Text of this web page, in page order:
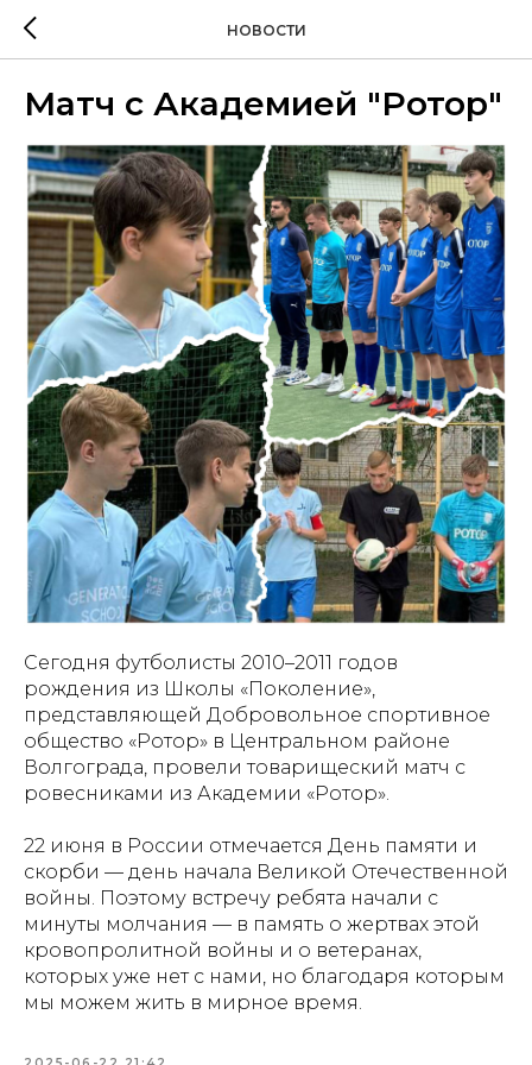
НОВОСТИ
Матч с Академией "Ротор"
Сегодня футболисты 2010–2011 годов
рождения из Школы «Поколение»,
представляющей Добровольное спортивное
общество «Ротор» в Центральном районе
Волгограда, провели товарищеский матч с
ровесниками из Академии «Ротор».
22 июня в России отмечается День памяти и
скорби — день начала Великой Отечественной
войны. Поэтому встречу ребята начали с
минуты молчания — в память о жертвах этой
кровопролитной войны и о ветеранах,
которых уже нет с нами, но благодаря которым
мы можем жить в мирное время.